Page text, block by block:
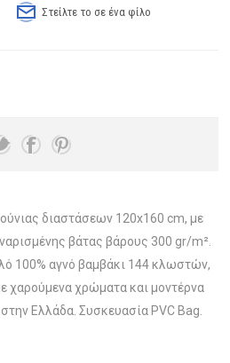
Στείλτε το σε ένα φίλο
διαστάσεων 120x160 cm, με
βάτας βάρους 300 gr/m².
100% αγνό βαμβάκι 144 κλωστών,
χαρούμενα χρώματα και μοντέρνα
Ελλάδα. Συσκευασία PVC Bag.